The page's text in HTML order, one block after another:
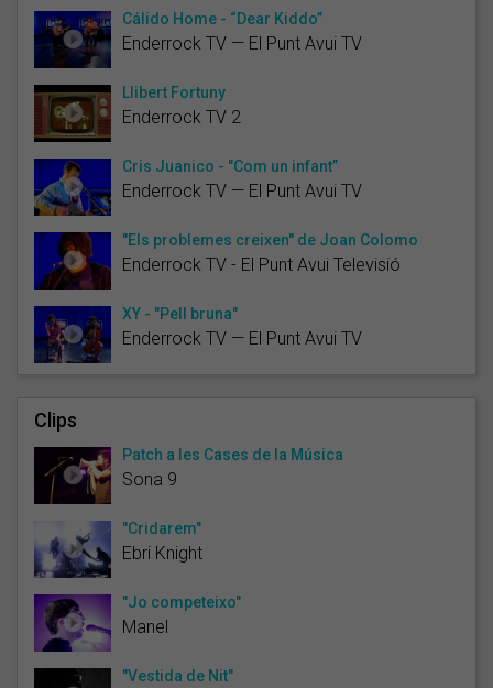
Cálido Home - “Dear Kiddo”
Enderrock TV — El Punt Avui TV
Llibert Fortuny
Enderrock TV 2
Cris Juanico - "Com un infant”
Enderrock TV — El Punt Avui TV
"Els problemes creixen" de Joan Colomo
Enderrock TV - El Punt Avui Televisió
XY - "Pell bruna"
Enderrock TV — El Punt Avui TV
Clips
Patch a les Cases de la Música
Sona 9
"Cridarem"
Ebri Knight
"Jo competeixo"
Manel
"Vestida de Nit"